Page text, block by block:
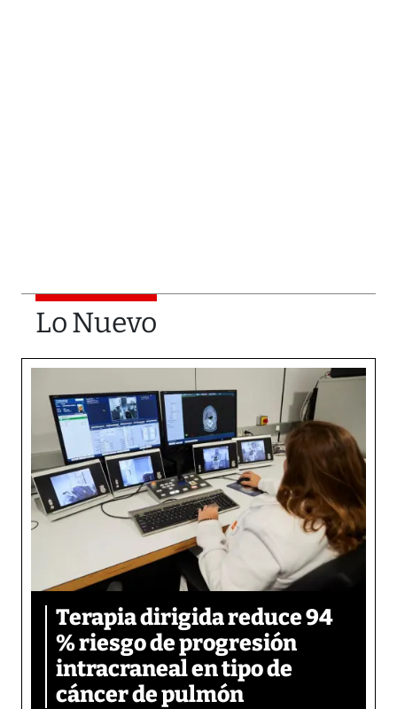
Lo Nuevo
Terapia dirigida reduce 94
% riesgo de progresión
intracraneal en tipo de
cáncer de pulmón